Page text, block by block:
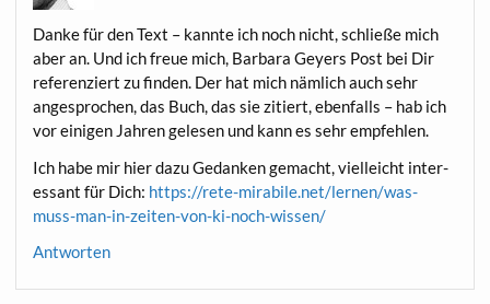
Dan­ke für den Text – kann­te ich noch nicht, schlie­ße mich
aber an. Und ich freue mich, Bar­ba­ra Gey­ers Post bei Dir
refe­ren­ziert zu fin­den. Der hat mich näm­lich auch sehr
ange­spro­chen, das Buch, das sie zitiert, eben­falls – hab ich
vor eini­gen Jah­ren gele­sen und kann es sehr empfehlen.
Ich habe mir hier dazu Gedan­ken gemacht, viel­leicht inter­
es­sant für Dich: https://rete-mirabile.net/lernen/was-
muss-man-in-zeiten-von-ki-noch-wissen/
Antworten